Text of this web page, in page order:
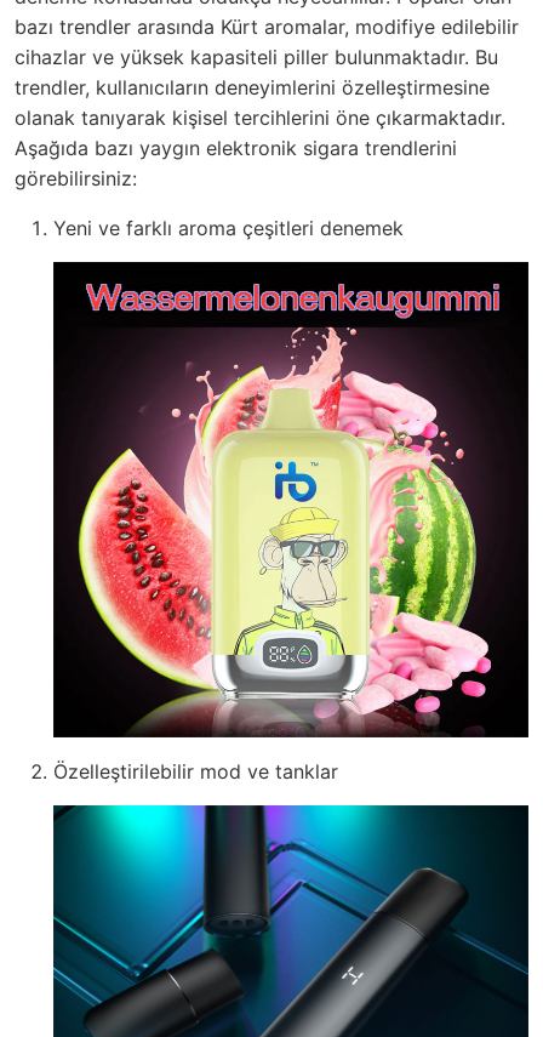
bazı trendler arasında Kürt aromalar, modifiye edilebilir
cihazlar ve yüksek kapasiteli piller bulunmaktadır. Bu
trendler, kullanıcıların deneyimlerini özelleştirmesine
olanak tanıyarak kişisel tercihlerini öne çıkarmaktadır.
Aşağıda bazı yaygın elektronik sigara trendlerini
görebilirsiniz:
Yeni ve farklı aroma çeşitleri denemek
Özelleştirilebilir mod ve tanklar